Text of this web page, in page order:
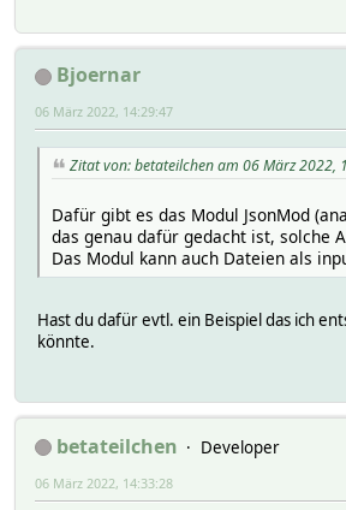
my $json = `bimmerconnected
print "Decoded Result:
system("perl", "/opt/fhem/
print "bimmerconnected getdata
}
Bjoernar
06 März 2022, 14:29:47
Zitat von: betateilchen am 06 März 2022,
Dafür gibt es das Modul JsonMod
das genau dafür gedacht ist, solche
Das Modul kann auch Dateien als
Hast du dafür evtl. ein Beispiel das ich
könnte.
betateilchen
Developer
06 März 2022, 14:33:28